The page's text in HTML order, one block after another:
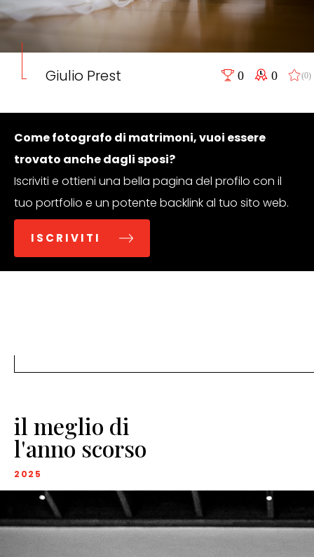
Giulio Prest 0 0 (0)
Come fotografo di matrimoni, vuoi essere
trovato anche dagli sposi?
Iscriviti e ottieni una bella pagina del profilo con il
tuo portfolio e un potente backlink al tuo sito web.
ISCRIVITI
il meglio di
l'anno scorso
2025